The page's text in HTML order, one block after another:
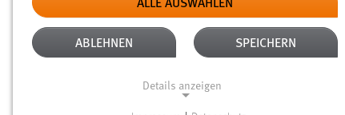
Aktive Filter: TYP: LINKS ALTER: ÜBER EIN JAHR
Gesucht nach "weide". Es wurden 2 Ergebnisse gefunden.
ABLEHNEN SPEICHERN
Details anzeigen